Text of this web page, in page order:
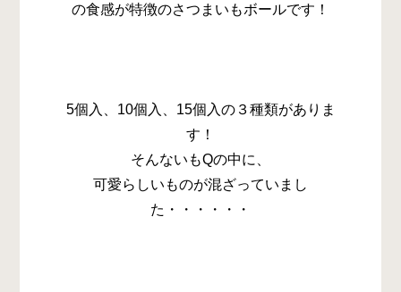
の食感が特徴のさつまいもボールです！
5個入、10個入、15個入の３種類がありま
す！
そんないもQの中に、
可愛らしいものが混ざっていまし
た・・・・・・